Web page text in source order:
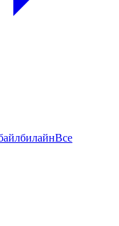
билайнВсе